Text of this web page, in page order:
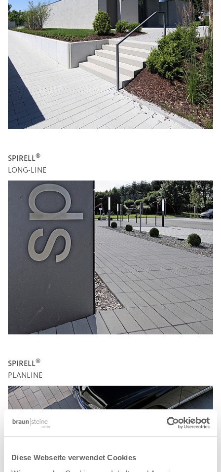
Diese Webseite verwendet Cookies
SPIRELL®
LONG-LINE
SPIRELL®
PLANLINE